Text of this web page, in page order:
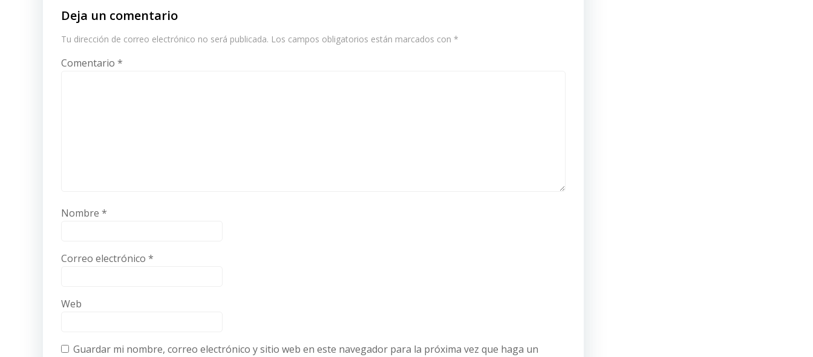
Deja un comentario
Tu dirección de correo electrónico no será publicada. Los campos obligatorios están marcados con *
Comentario *
Nombre *
Correo electrónico *
Web
Guardar mi nombre, correo electrónico y sitio web en este navegador para la próxima vez que haga un